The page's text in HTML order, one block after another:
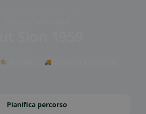
🌤 Terrazza
🚚 Consegna a domicilio
Pianifica percorso